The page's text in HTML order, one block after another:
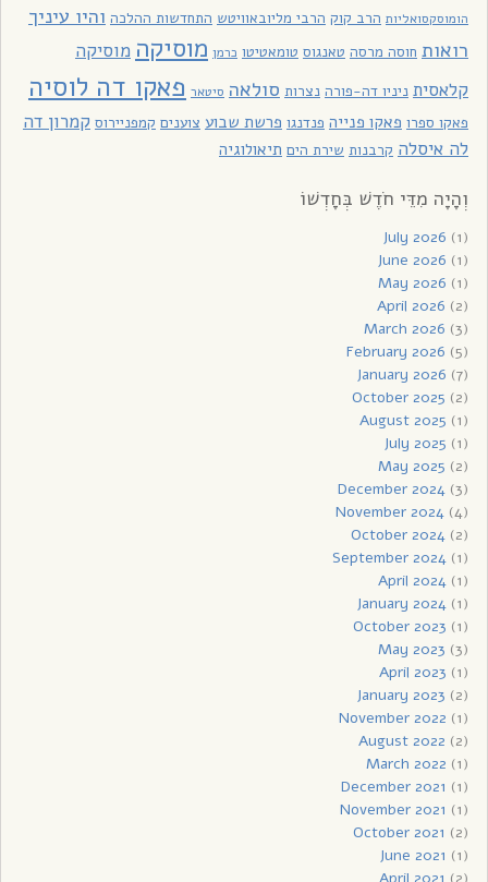
הומוסקסואליות הרב קוק הרבי מליובאוויטש התחדשות ההלכה והיו עיניך
רואות חוסה מרסה טאנגוס טומאטיטו כרמן מוסיקה מוסיקה
קלאסית ניניו דה-פורה נצרות סולאה סיטאר פאקו דה לוסיה
פאקו ספרו פאקו פנייה פנדנגו פרשת שבוע צוענים קמפניירוס קמרון דה
לה איסלה קרבנות שירת הים תיאולוגיה
וְהָיָה מִדֵּי חֹדֶשׁ בְּחָדְשׁוֹ
July 2026 (1)
June 2026 (1)
May 2026 (1)
April 2026 (2)
March 2026 (3)
February 2026 (5)
January 2026 (7)
October 2025 (2)
August 2025 (1)
July 2025 (1)
May 2025 (2)
December 2024(3)
November 2024(4)
October 2024(2)
September 2024(1)
April 2024(1)
January 2024(1)
October 2023 (1)
May 2023 (3)
April 2023 (1)
January 2023 (2)
November 2022 (1)
August 2022 (2)
March 2022 (1)
December 2021 (1)
November 2021 (1)
October 2021 (2)
June 2021 (1)